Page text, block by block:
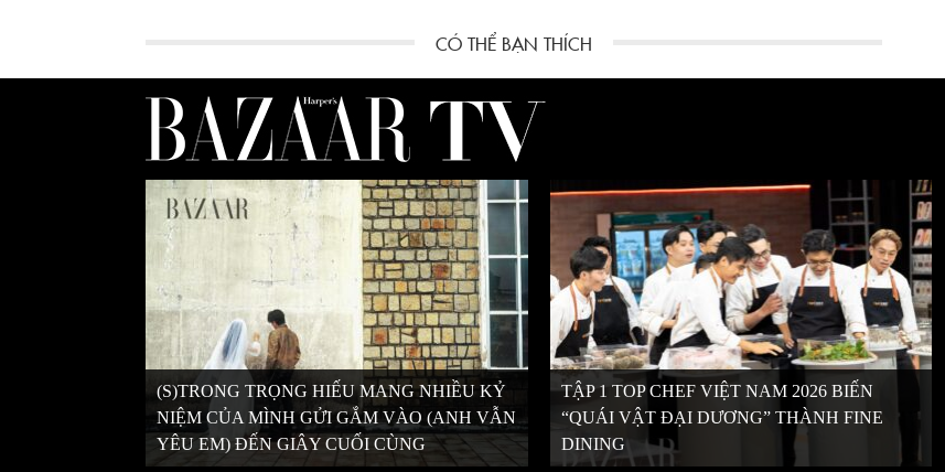
(S)TRONG TRỌNG HIẾU MANG NHIỀU KỶ
NIỆM CỦA MÌNH GỬI GẮM VÀO (ANH VẪN
YÊU EM) ĐẾN GIÂY CUỐI CÙNG
TẬP 1 TOP CHEF VIỆT NAM 2026 BIẾN
“QUÁI VẬT ĐẠI DƯƠNG” THÀNH FINE
DINING